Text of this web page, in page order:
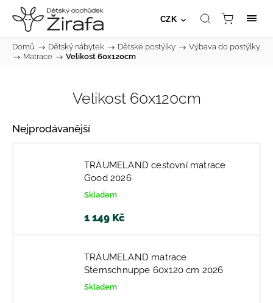
CZK
Domů / Dětský nábytek / Dětské postýlky /
Výbava do postýlky
/
Matrace / Velikost 60x120cm
Velikost 60x120cm
Nejprodávanější
TRÄUMELAND cestovní matrace
Good 2026
Skladem
1 149 Kč
TRÄUMELAND matrace
Sternschnuppe 60x120 cm 2026
Skladem